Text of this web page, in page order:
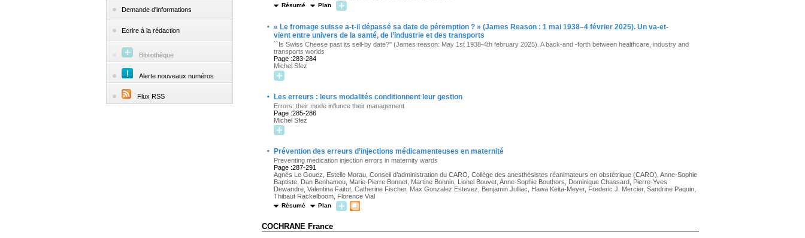
Demande d'informations
Ecrire à la rédaction
Bibliothèque
Alerte nouveaux numéros
Flux RSS
Résumé Plan
· « Le fromage suisse a-t-il dépassé sa date de péremption ? » (James Reason : 1 mai 1938–4 février 2025). Un va-et-
vient entre univers de la santé, de l’industrie et des transports
``Is Swiss Cheese past its sell-by date?'' (James reason: May 1st 1938-4th february 2025). A back-and -forth between healthcare, industry and
transports worlds
Page :283-284
Michel Sfez
· Les erreurs : leurs modalités conditionnent leur gestion
Errors: their mode influnce their management
Page :285-286
Michel Sfez
· Prévention des erreurs d’injections médicamenteuses en maternité
Preventing medication injection errors in maternity wards
Page :287-291
Agnès Le Gouez, Estelle Morau, Conseil d’administration du CARO, Collège des anesthésistes réanimateurs en obstétrique (CARO), Anne-Sophie
Baptiste, Dan Benhamou, Marie-Pierre Bonnet, Martine Bonnin, Lionel Bouvet, Anne-Sophie Bouthors, Dominique Chassard, Pierre-Yves
Dewandre, Valentina Faitot, Catherine Fischer, Max Gonzalez Estevez, Benjamin Julliac, Hawa Keita-Meyer, Frederic J. Mercier, Sandrine Paquin,
Thibaut Rackelboom, Florence Vial
Résumé Plan
COCHRANE France